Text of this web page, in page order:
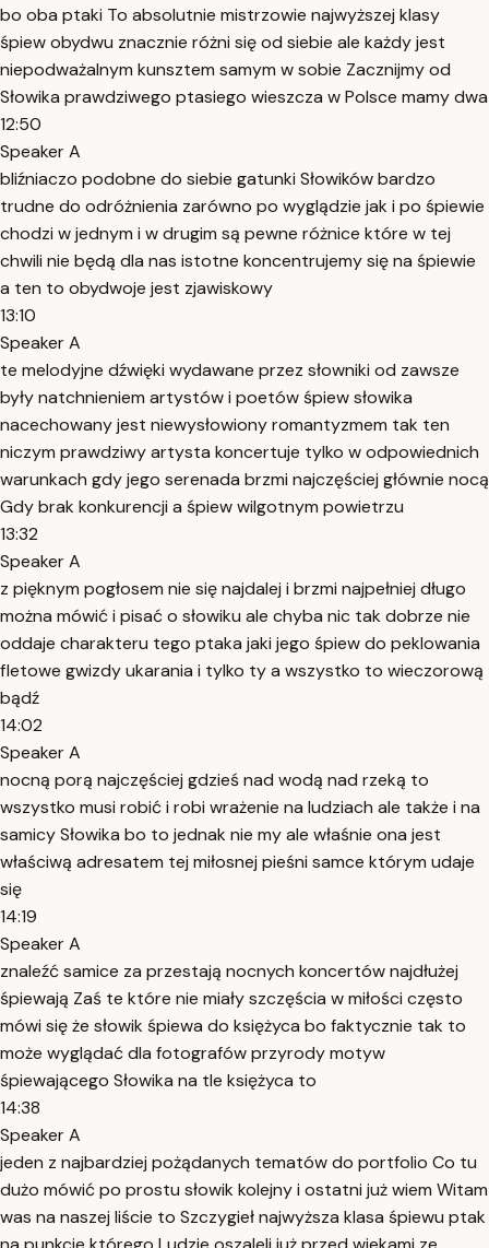
bo oba ptaki To absolutnie mistrzowie najwyższej klasy
śpiew obydwu znacznie różni się od siebie ale każdy jest
niepodważalnym kunsztem samym w sobie Zacznijmy od
Słowika prawdziwego ptasiego wieszcza w Polsce mamy dwa
12:50
Speaker A
bliźniaczo podobne do siebie gatunki Słowików bardzo
trudne do odróżnienia zarówno po wyglądzie jak i po śpiewie
chodzi w jednym i w drugim są pewne różnice które w tej
chwili nie będą dla nas istotne koncentrujemy się na śpiewie
a ten to obydwoje jest zjawiskowy
13:10
Speaker A
te melodyjne dźwięki wydawane przez słowniki od zawsze
były natchnieniem artystów i poetów śpiew słowika
nacechowany jest niewysłowiony romantyzmem tak ten
niczym prawdziwy artysta koncertuje tylko w odpowiednich
warunkach gdy jego serenada brzmi najczęściej głównie nocą
Gdy brak konkurencji a śpiew wilgotnym powietrzu
13:32
Speaker A
z pięknym pogłosem nie się najdalej i brzmi najpełniej długo
można mówić i pisać o słowiku ale chyba nic tak dobrze nie
oddaje charakteru tego ptaka jaki jego śpiew do peklowania
fletowe gwizdy ukarania i tylko ty a wszystko to wieczorową
bądź
14:02
Speaker A
nocną porą najczęściej gdzieś nad wodą nad rzeką to
wszystko musi robić i robi wrażenie na ludziach ale także i na
samicy Słowika bo to jednak nie my ale właśnie ona jest
właściwą adresatem tej miłosnej pieśni samce którym udaje
się
14:19
Speaker A
znaleźć samice za przestają nocnych koncertów najdłużej
śpiewają Zaś te które nie miały szczęścia w miłości często
mówi się że słowik śpiewa do księżyca bo faktycznie tak to
może wyglądać dla fotografów przyrody motyw
śpiewającego Słowika na tle księżyca to
14:38
Speaker A
jeden z najbardziej pożądanych tematów do portfolio Co tu
dużo mówić po prostu słowik kolejny i ostatni już wiem Witam
was na naszej liście to Szczygieł najwyższa klasa śpiewu ptak